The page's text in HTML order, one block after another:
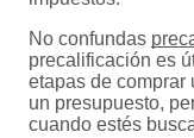
No confundas
precalificación es
etapas de comprar
un presupuesto,
cuando estés